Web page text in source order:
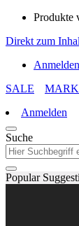
Produkte
Direkt zum
Anmelden
SALE
Anmelden
Suche
Popular